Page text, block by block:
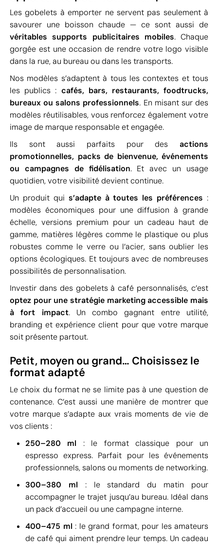
Les gobelets à emporter ne servent pas seulement à
savourer une boisson chaude — ce sont aussi de
véritables supports publicitaires mobiles. Chaque
gorgée est une occasion de rendre votre logo visible
dans la rue, au bureau ou dans les transports.
Nos modèles s’adaptent à tous les contextes et tous
les publics : cafés, bars, restaurants, foodtrucks,
bureaux ou salons professionnels. En misant sur des
modèles réutilisables, vous renforcez également votre
image de marque responsable et engagée.
Ils sont aussi parfaits pour des actions
promotionnelles, packs de bienvenue, événements
ou campagnes de fidélisation. Et avec un usage
quotidien, votre visibilité devient continue.
Un produit qui s’adapte à toutes les préférences :
modèles économiques pour une diffusion à grande
échelle, versions premium pour un cadeau haut de
gamme, matières légères comme le plastique ou plus
robustes comme le verre ou l’acier, sans oublier les
options écologiques. Et toujours avec de nombreuses
possibilités de personnalisation.
Investir dans des gobelets à café personnalisés, c’est
optez pour une stratégie marketing accessible mais
à fort impact. Un combo gagnant entre utilité,
branding et expérience client pour que votre marque
soit présente partout.
Petit, moyen ou grand… Choisissez le
format adapté
Le choix du format ne se limite pas à une question de
contenance. C’est aussi une manière de montrer que
votre marque s’adapte aux vrais moments de vie de
vos clients :
250–280 ml : le format classique pour un
espresso express. Parfait pour les événements
professionnels, salons ou moments de networking.
300–380 ml : le standard du matin pour
accompagner le trajet jusqu’au bureau. Idéal dans
un pack d’accueil ou une campagne interne.
400–475 ml : le grand format, pour les amateurs
de café qui aiment prendre leur temps. Un cadeau